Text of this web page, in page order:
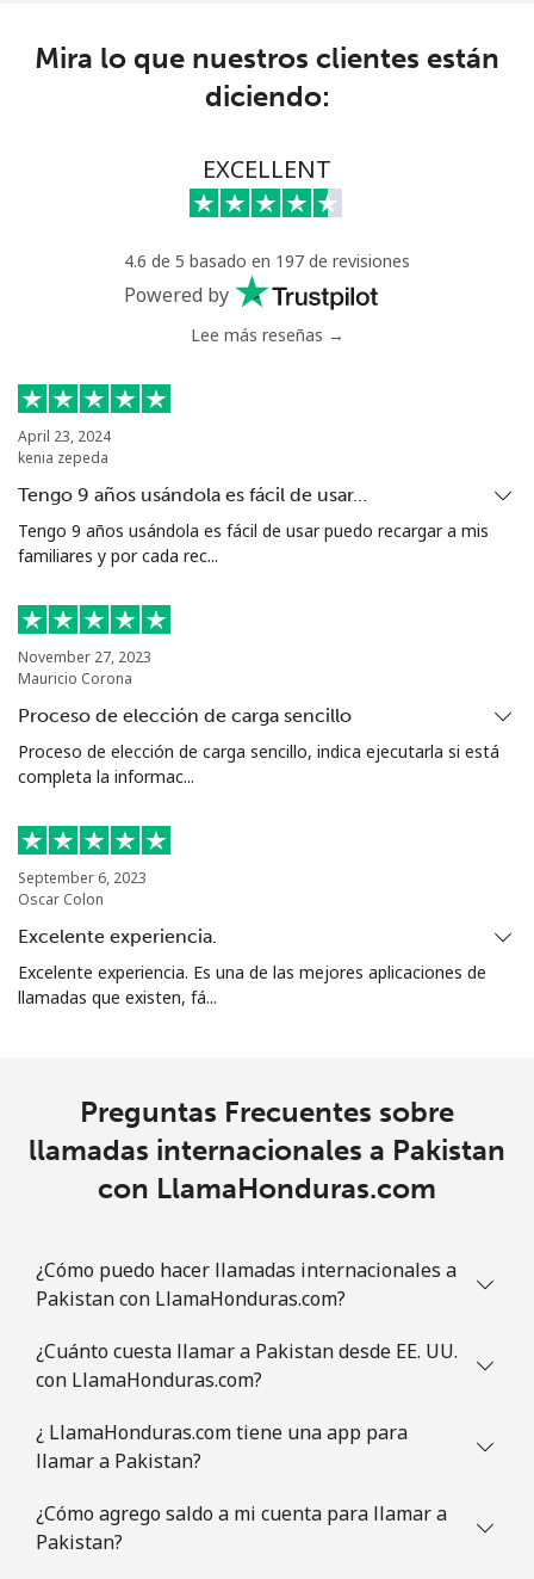
Celular ⁦1.5¢⁩ 665 min por ⁦€10⁩ -
51 min por ⁦€10⁩
⁦12.5¢⁩ 80 min por ⁦€10⁩
Celular
Portugal
Línea fija ⁦1.5¢⁩
Celular ⁦3.5¢⁩
Puerto Rico
All
country
⁦1.5¢⁩ 665 min por ⁦€10⁩ ⁦4¢⁩
Mira lo que nuestros clientes están
diciendo:
EXCELLENT
4.6 de 5 basado en 197 de revisiones
Powered by
Lee más reseñas →
April 23, 2024
kenia zepeda
Tengo 9 años usándola es fácil de usar…
Tengo 9 años usándola es fácil de usar puedo recargar a mis
familiares y por cada rec...
November 27, 2023
Mauricio Corona
Proceso de elección de carga sencillo
Proceso de elección de carga sencillo, indica ejecutarla si está
completa la informac...
September 6, 2023
Oscar Colon
Excelente experiencia.
Excelente experiencia. Es una de las mejores aplicaciones de
llamadas que existen, fá...
Preguntas Frecuentes sobre
llamadas internacionales a Pakistan
con LlamaHonduras.com
¿Cómo puedo hacer llamadas internacionales a
Pakistan con LlamaHonduras.com?
¿Cuánto cuesta llamar a Pakistan desde EE. UU.
con LlamaHonduras.com?
¿ LlamaHonduras.com tiene una app para
llamar a Pakistan?
¿Cómo agrego saldo a mi cuenta para llamar a
Pakistan?